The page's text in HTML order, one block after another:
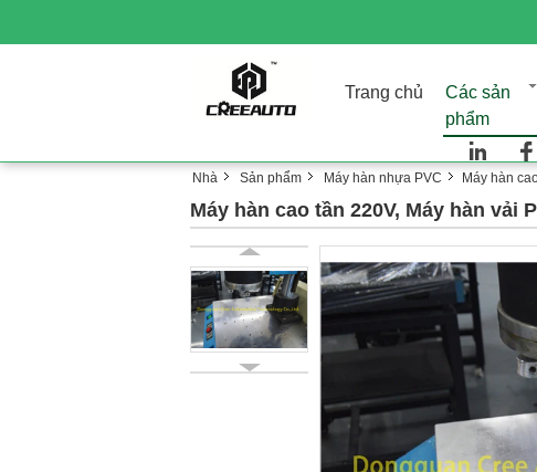
Trang chủ
Các sản
phẩm
Nhà Sản phẩm Máy hàn nhựa PVC Máy hàn
Máy hàn cao tần 220V, Máy hàn vải